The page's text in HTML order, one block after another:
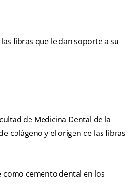
fibras que le dan soporte a su
de Medicina Dental de la
colágeno y el origen de las fibras
cemento dental en los